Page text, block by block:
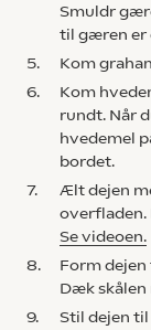
Smuldr
til gæren er
5.
Kom
6.
Kom
rundt. Når
hvedemel
bordet.
7.
Ælt dejen
overfladen.
Se videoen.
8.
Form
Dæk skålen
9.
Stil dejen